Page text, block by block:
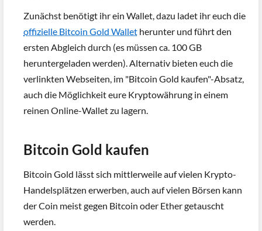
Zunächst benötigt ihr ein Wallet, dazu ladet ihr euch die
offizielle Bitcoin Gold Wallet herunter und führt den
ersten Abgleich durch (es müssen ca. 100 GB
heruntergeladen werden). Alternativ bieten euch die
verlinkten Webseiten, im "Bitcoin Gold kaufen"-Absatz,
auch die Möglichkeit eure Kryptowährung in einem
reinen Online-Wallet zu lagern.
Bitcoin Gold kaufen
Bitcoin Gold lässt sich mittlerweile auf vielen Krypto-
Handelsplätzen erwerben, auch auf vielen Börsen kann
der Coin meist gegen Bitcoin oder Ether getauscht
werden.